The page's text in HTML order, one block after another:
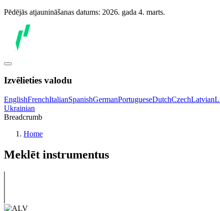
Pēdējās atjaunināšanas datums: 2026. gada 4. marts.
Izvēlieties valodu
EnglishFrenchItalianSpanishGermanPortugueseDutchCzechLatvian
Ukrainian
Breadcrumb
Home
Meklēt instrumentus